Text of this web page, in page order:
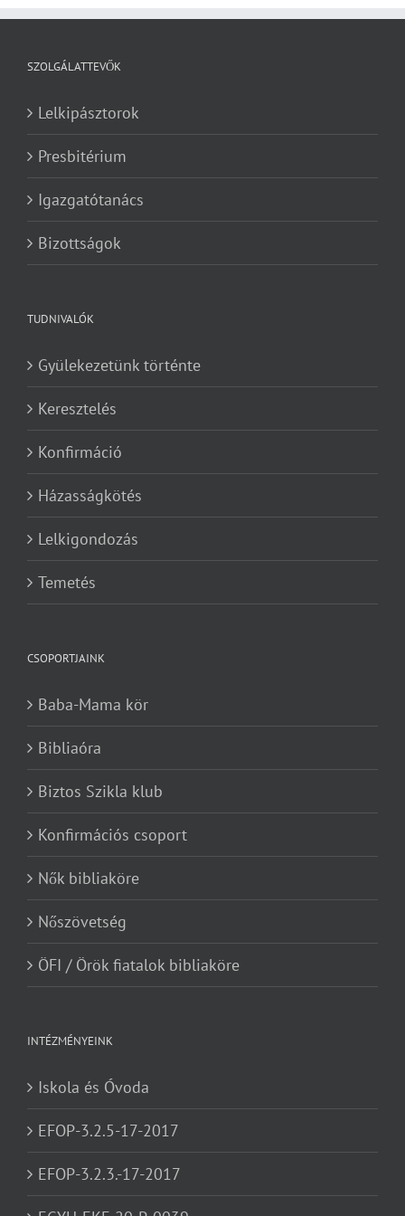
SZOLGÁLATTEVŐK
Lelkipásztorok
Presbitérium
Igazgatótanács
Bizottságok
TUDNIVALÓK
Gyülekezetünk történte
Keresztelés
Konfirmáció
Házasságkötés
Lelkigondozás
Temetés
CSOPORTJAINK
Baba-Mama kör
Bibliaóra
Biztos Szikla klub
Konfirmációs csoport
Nők bibliaköre
Nőszövetség
ÖFI / Örök fiatalok bibliaköre
INTÉZMÉNYEINK
Iskola és Óvoda
EFOP-3.2.5-17-2017
EFOP-3.2.3.-17-2017